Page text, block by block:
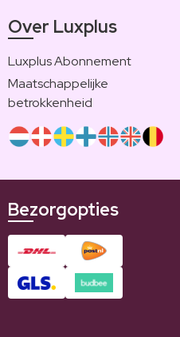
Over Luxplus
Luxplus Abonnement
Maatschappelijke
betrokkenheid
Bezorgopties